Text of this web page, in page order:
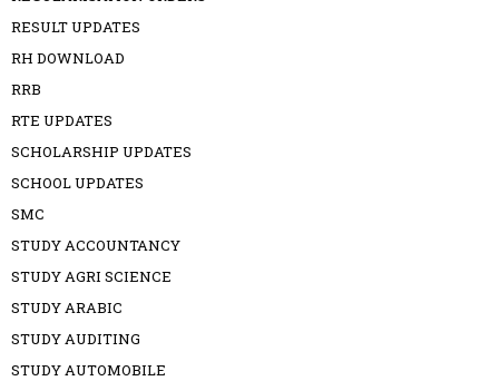
RESULT UPDATES
RH DOWNLOAD
RRB
RTE UPDATES
SCHOLARSHIP UPDATES
SCHOOL UPDATES
SMC
STUDY ACCOUNTANCY
STUDY AGRI SCIENCE
STUDY ARABIC
STUDY AUDITING
STUDY AUTOMOBILE